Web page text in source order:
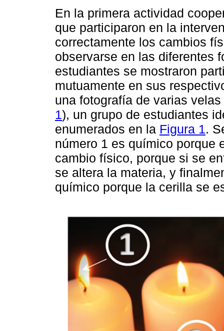
En la primera actividad
que participaron en la
correctamente los cambios
observarse en las diferentes
estudiantes se mostraron
mutuamente en sus
una fotografía de varias
1), un grupo de estudiantes
enumerados en la Figura 1.
número 1 es químico porque
cambio físico, porque si se
se altera la materia, y
químico porque la cerilla se